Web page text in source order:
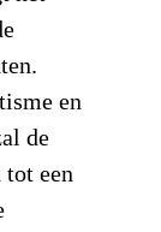
en
de
tot een